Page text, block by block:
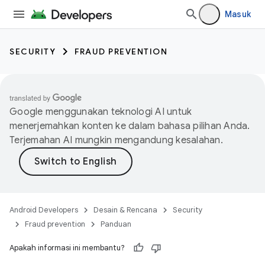
Masuk
SECURITY FRAUD PREVENTION
Google menggunakan teknologi AI untuk
menerjemahkan konten ke dalam bahasa pilihan Anda.
Terjemahan AI mungkin mengandung kesalahan.
Android Developers Desain & Rencana
Security
Fraud prevention
Panduan
Apakah informasi ini membantu?